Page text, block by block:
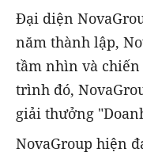
Đại diện
năm thành lập,
tầm nhìn và
trình đó,
giải thưởng
NovaGroup hiện